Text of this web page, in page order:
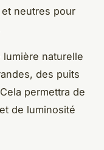
neutres pour
lumière naturelle
des puits
permettra de
de luminosité